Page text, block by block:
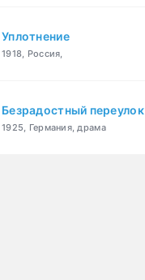
Уплотнение
1918, Россия,
Безрадостный переулок
1925, Германия, драма